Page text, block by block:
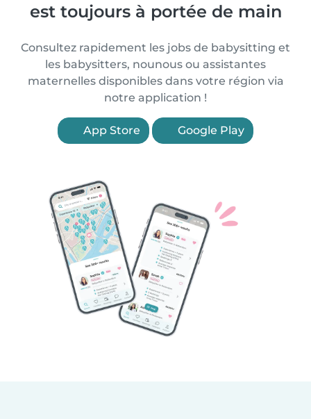
est toujours à portée de main
Consultez rapidement les jobs de babysitting et
les babysitters, nounous ou assistantes
maternelles disponibles dans votre région via
notre application !
App Store Google Play